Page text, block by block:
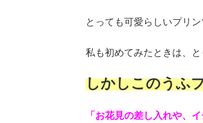
とっても可愛らしいプリ
私も初めてみたときは、
しかしこのうふ
「お花見の差し入れや、